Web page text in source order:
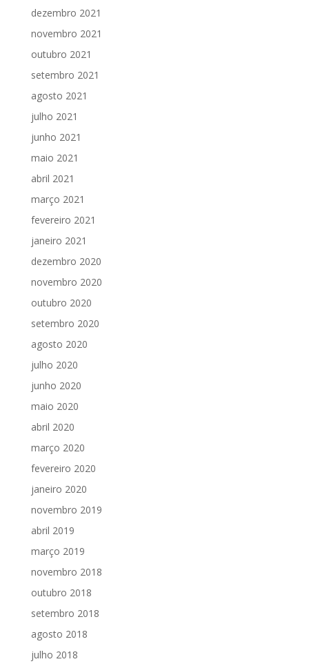
dezembro 2021
novembro 2021
outubro 2021
setembro 2021
agosto 2021
julho 2021
junho 2021
maio 2021
abril 2021
março 2021
fevereiro 2021
janeiro 2021
dezembro 2020
novembro 2020
outubro 2020
setembro 2020
agosto 2020
julho 2020
junho 2020
maio 2020
abril 2020
março 2020
fevereiro 2020
janeiro 2020
novembro 2019
abril 2019
março 2019
novembro 2018
outubro 2018
setembro 2018
agosto 2018
julho 2018